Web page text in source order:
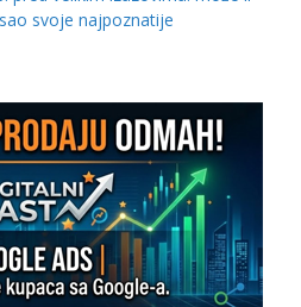
svoje najpoznatije